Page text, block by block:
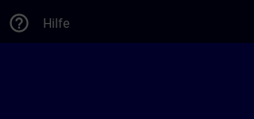
help_outline Hilfe